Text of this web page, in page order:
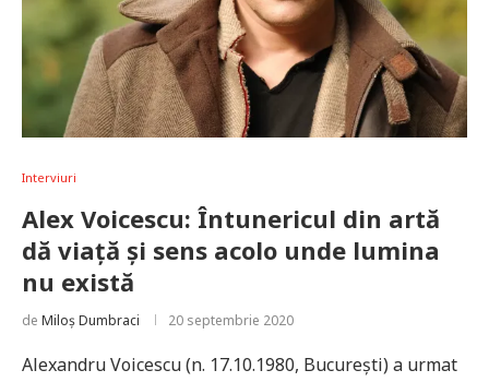
Interviuri
Alex Voicescu: Întunericul din artă
dă viață și sens acolo unde lumina
nu există
de Miloș Dumbraci 20 septembrie 2020
Alexandru Voicescu (n. 17.10.1980, București) a urmat